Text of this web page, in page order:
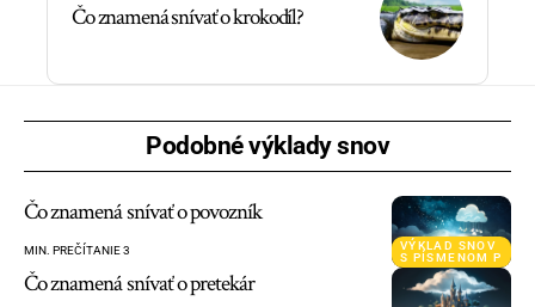
Čo znamená snívať o krokodíl?
Podobné výklady snov
VÝKLAD SNOV
S PÍSMENOM P
Čo znamená snívať o povozník
MIN. PREČÍTANIE 3
Čo znamená snívať o pretekár